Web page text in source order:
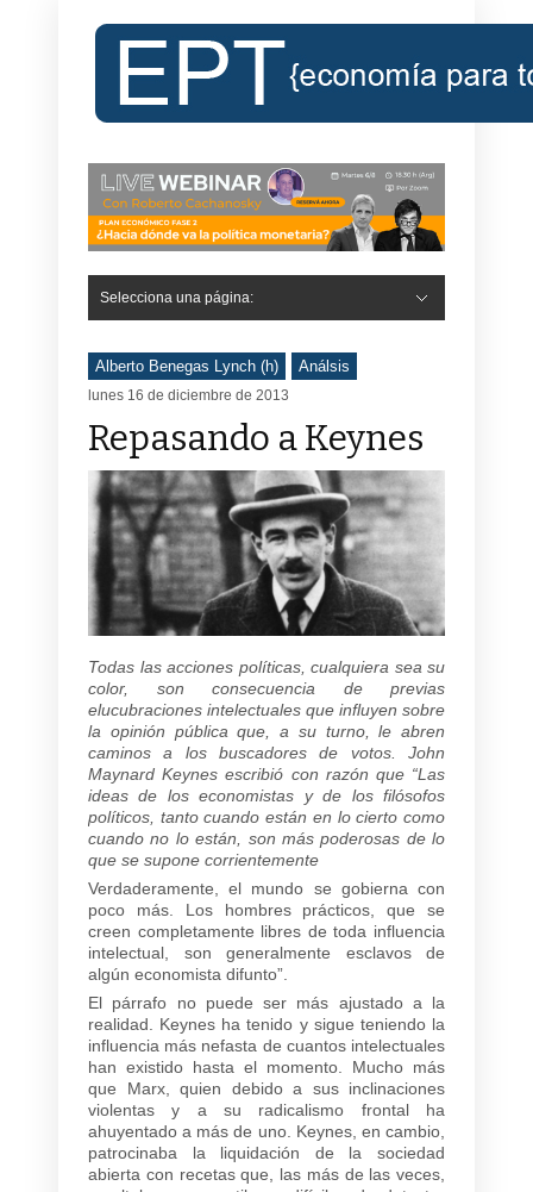
Selecciona una página:
Alberto Benegas Lynch (h) Análsis
lunes 16 de diciembre de 2013
Repasando a Keynes
Todas las acciones políticas, cualquiera sea su
color, son consecuencia de previas
elucubraciones intelectuales que influyen sobre
la opinión pública que, a su turno, le abren
caminos a los buscadores de votos. John
Maynard Keynes escribió con razón que “Las
ideas de los economistas y de los filósofos
políticos, tanto cuando están en lo cierto como
cuando no lo están, son más poderosas de lo
que se supone corrientemente
Verdaderamente, el mundo se gobierna con
poco más. Los hombres prácticos, que se
creen completamente libres de toda influencia
intelectual, son generalmente esclavos de
algún economista difunto”.
El párrafo no puede ser más ajustado a la
realidad. Keynes ha tenido y sigue teniendo la
influencia más nefasta de cuantos intelectuales
han existido hasta el momento. Mucho más
que Marx, quien debido a sus inclinaciones
violentas y a su radicalismo frontal ha
ahuyentado a más de uno. Keynes, en cambio,
patrocinaba la liquidación de la sociedad
abierta con recetas que, las más de las veces,